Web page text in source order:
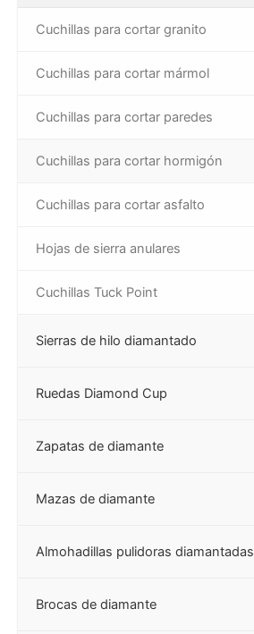
Cuchillas para cortar granito
Cuchillas para cortar mármol
Cuchillas para cortar paredes
Cuchillas para cortar hormigón
Cuchillas para cortar asfalto
Hojas de sierra anulares
Cuchillas Tuck Point
Sierras de hilo diamantado
Ruedas Diamond Cup
Zapatas de diamante
Mazas de diamante
Almohadillas pulidoras diamantadas
Brocas de diamante